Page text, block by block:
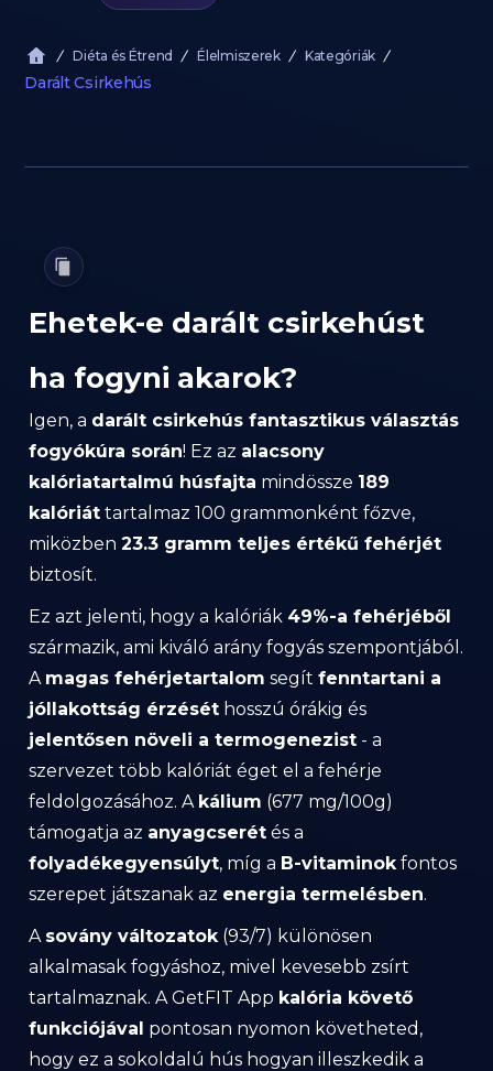
Diéta és Étrend Élelmiszerek Kategóriák
Darált Csirkehús
Ehetek-e darált csirkehúst
ha fogyni akarok?
Igen, a darált csirkehús fantasztikus választás
fogyókúra során! Ez az alacsony
kalóriatartalmú húsfajta mindössze 189
kalóriát tartalmaz 100 grammonként főzve,
miközben 23.3 gramm teljes értékű fehérjét
biztosít.
Ez azt jelenti, hogy a kalóriák 49%-a fehérjéből
származik, ami kiváló arány fogyás szempontjából.
A magas fehérjetartalom segít fenntartani a
jóllakottság érzését hosszú órákig és
jelentősen növeli a termogenezist - a
szervezet több kalóriát éget el a fehérje
feldolgozásához. A kálium (677 mg/100g)
támogatja az anyagcserét és a
folyadékegyensúlyt, míg a B-vitaminok fontos
szerepet játszanak az energia termelésben.
A sovány változatok (93/7) különösen
alkalmasak fogyáshoz, mivel kevesebb zsírt
tartalmaznak. A GetFIT App kalória követő
funkciójával pontosan nyomon követheted,
hogy ez a sokoldalú hús hogyan illeszkedik a